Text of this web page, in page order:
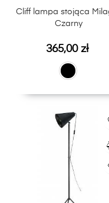
Cliff lampa stojąca
Czarny
Cena
365,00 zł